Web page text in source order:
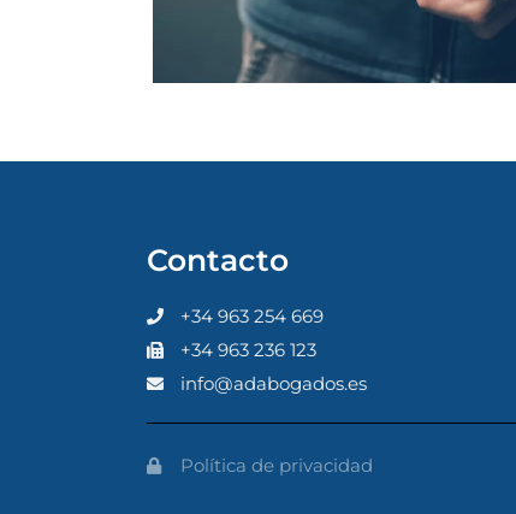
Contacto
+34 963 254 669
+34 963 236 123
info@adabogados.es
Política de privacidad